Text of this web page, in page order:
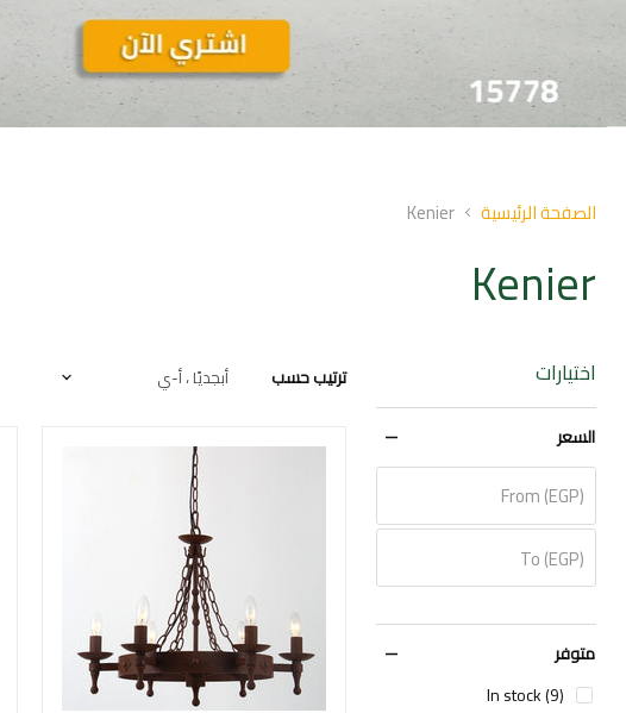
Slide
الصفحة الرئيسية Kenier
Kenier
اختيارات
السعر
From (EGP)
To (EGP)
متوفر
In stock (9)
ترتيب حسب